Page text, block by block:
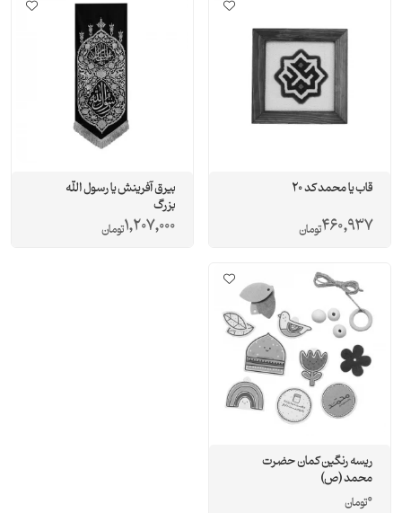
قاب یا محمد کد 20
460,937تومان
بیرق آفرینش یا رسول الله
بزرگ
1,207,000تومان
ریسه رنگین کمان حضرت
محمد (ص)
0تومان